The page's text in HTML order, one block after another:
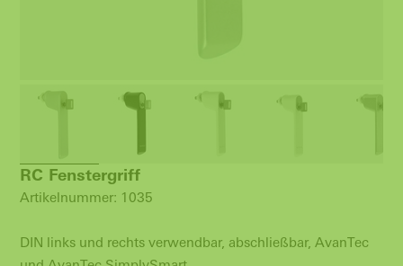
RC Fenstergriff
Artikelnummer: 1035
DIN links und rechts verwendbar, abschließbar, AvanTec